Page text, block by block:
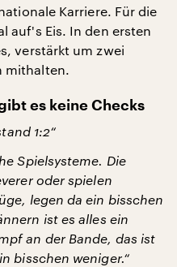
Karriere. Für die
auf's Eis. In den ersten
verstärkt um zwei
mithalten.
es keine Checks
1:2“
Spielsysteme. Die
oder spielen
legen da ein bisschen
ist es alles ein
an der Bande, das ist
bisschen weniger.“